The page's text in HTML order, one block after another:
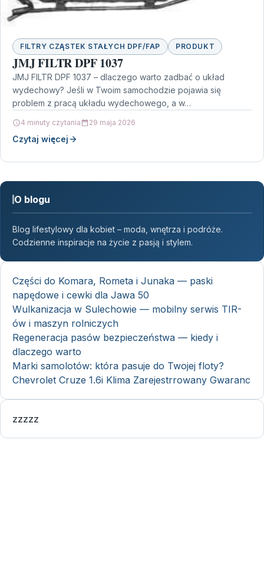
FILTRY CZĄSTEK STAŁYCH DPF/FAP PRODUKT
JMJ FILTR DPF 1037
JMJ FILTR DPF 1037 – dlaczego warto zadbać o układ
wydechowy? Jeśli w Twoim samochodzie pojawia się
problem z pracą układu wydechowego, a w…
4 minuty czytania 29 maja 2026
Czytaj więcej
O blogu
Blog lifestylowy dla kobiet – moda, wnętrza i podróże.
Codzienne inspiracje na życie z pasją i stylem.
Części do Komara, Rometa i Junaka — paski
napędowe i cewki dla Jawa 50
Wulkanizacja w Sulechowie — mobilny serwis TIR-
ów i maszyn rolniczych
Regeneracja pasów bezpieczeństwa — kiedy i
dlaczego warto
Marki samolotów: która pasuje do Twojej floty?
Chevrolet Cruze 1.6i Klima Zarejestrrowany Gwaranc
zzzzz